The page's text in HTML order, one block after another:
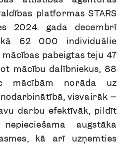
platformas STARS
2024. gada decembrī
62 000 individuālie
pabeigtas teju 47
mācību dalībniekus, 88
mācībām norāda uz
visvairāk –
darbu efektīvāk, pildīt
augstāka
kā arī uzņemties